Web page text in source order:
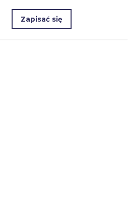
Zapisać się